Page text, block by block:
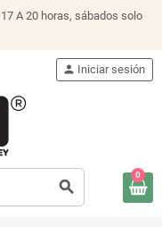
A 20 horas, sábados solo
search
person Iniciar sesión
0